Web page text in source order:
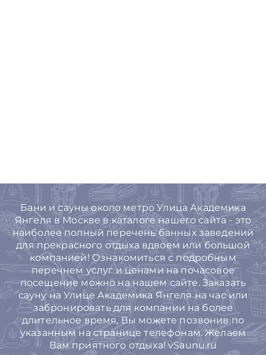
Бани и сауны около метро Улица Академика
Янгеля в Москве в каталоге нашего сайта - это
наиболее полный перечень банных заведений
для прекрасного отдыха вдвоем или большой
компанией! Ознакомиться с подробным
перечнем услуг и ценами на почасовое
посещение можно на нашем сайте. Заказать
сауну на Улице Академика Янгеля на час или
забронировать для компании на более
длительное время, Вы можете позвонив по
указанным на странице телефонам. Желаем
Вам приятного отдыха! vSaunu.ru